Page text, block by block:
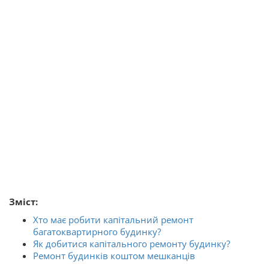
Зміст:
Хто має робити капітальний ремонт
багатоквартирного будинку?
Як добитися капітального ремонту будинку?
Ремонт будинків коштом мешканців